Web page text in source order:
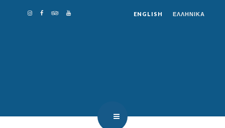
ENGLISH ΕΛΛΗΝΙΚΑ